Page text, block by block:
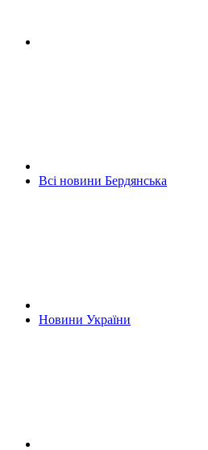
Всі новини Бердянська
Новини України